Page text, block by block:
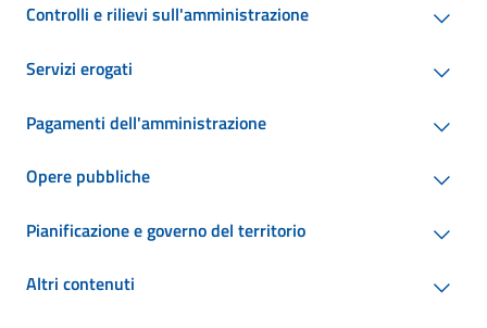
Controlli e rilievi sull'amministrazione
Servizi erogati
Pagamenti dell'amministrazione
Opere pubbliche
Pianificazione e governo del territorio
Altri contenuti